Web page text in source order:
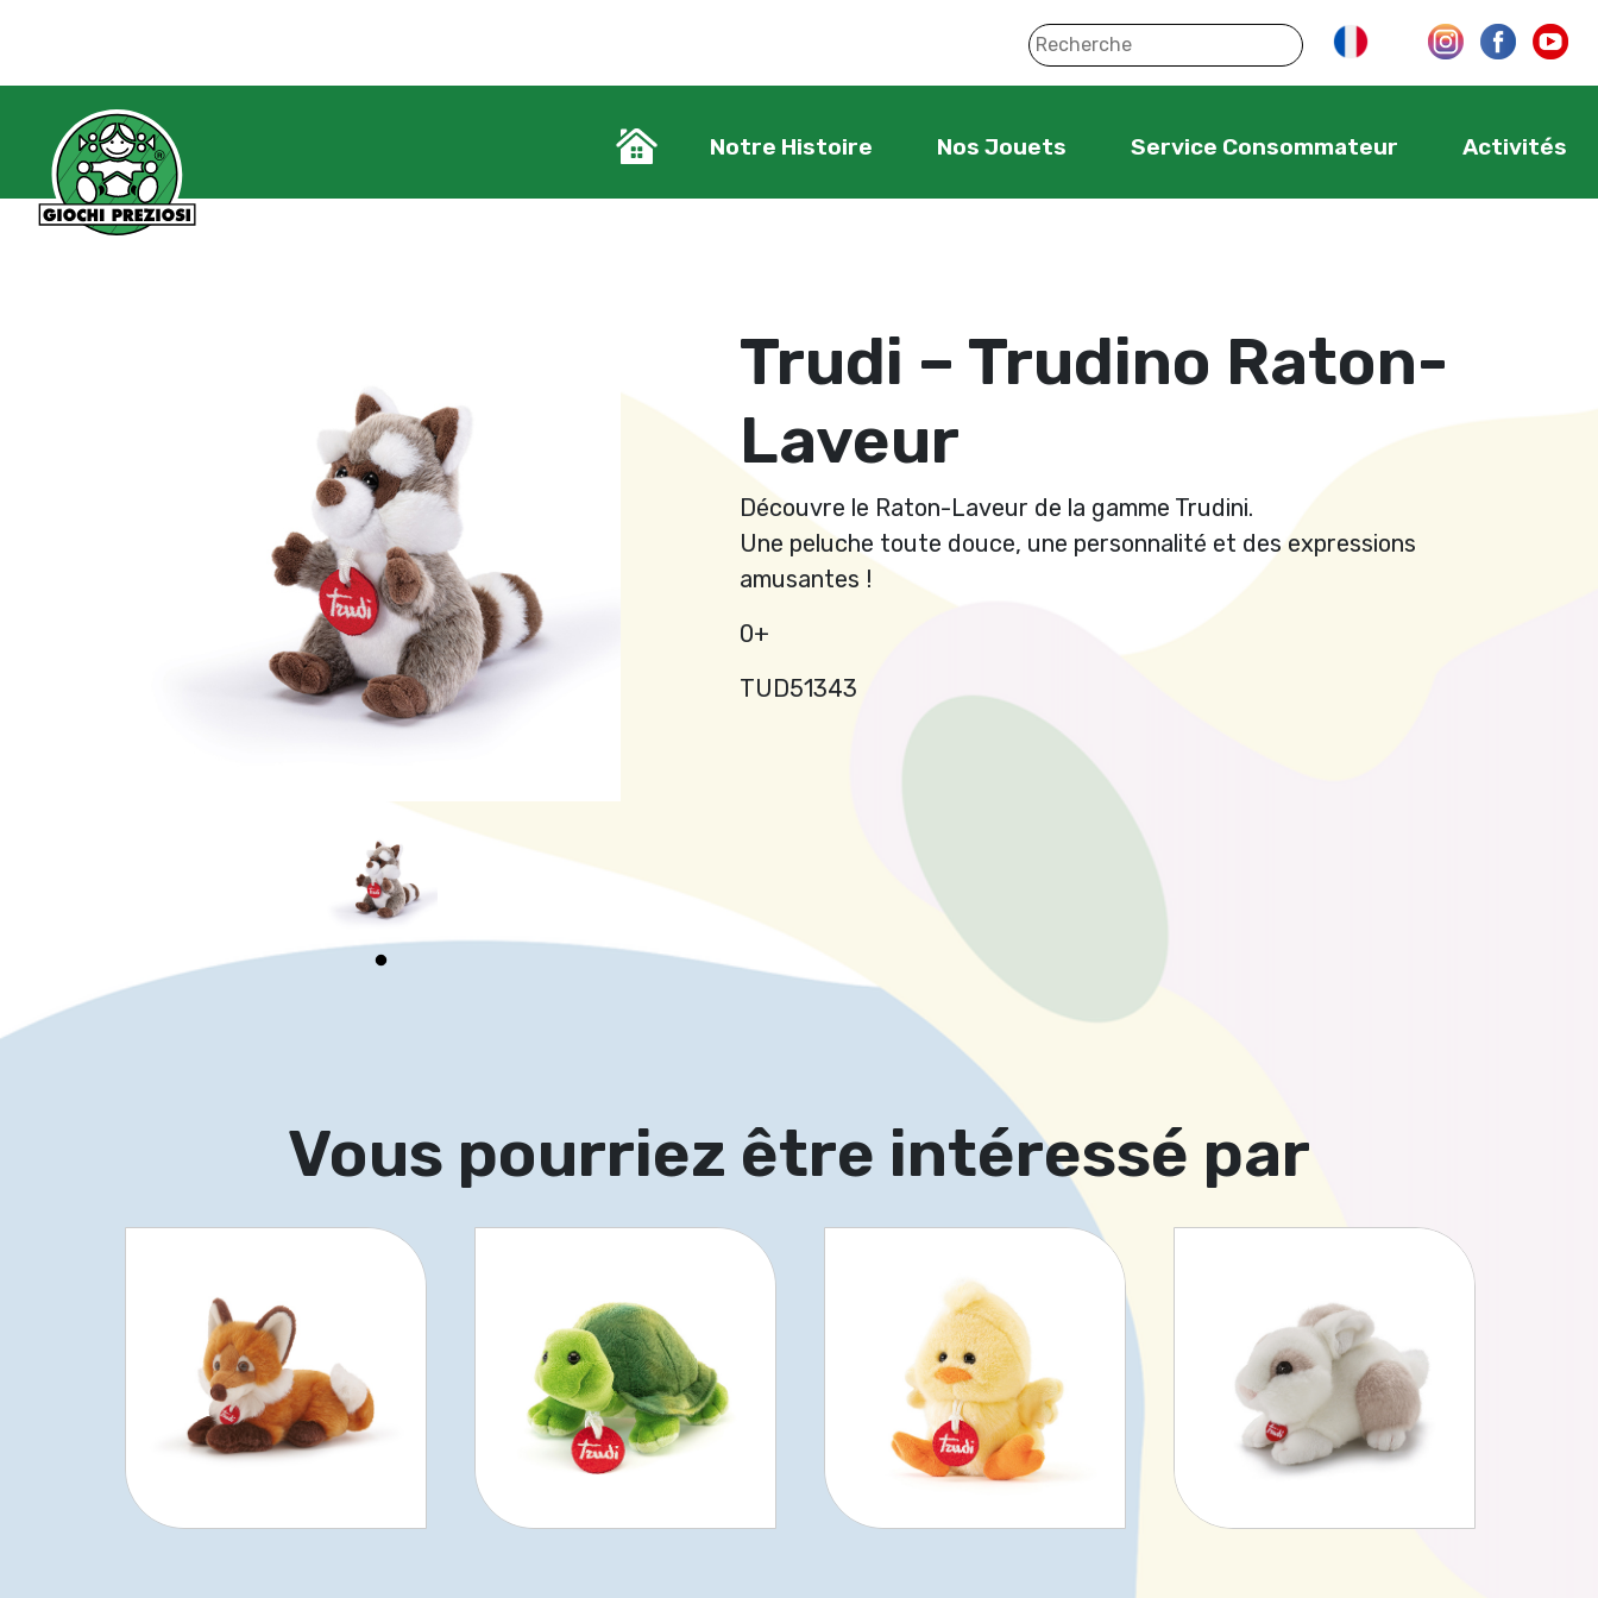
Notre Histoire Nos Jouets Service Consommateur Activités
Trudi – Trudino Raton-
Laveur
Découvre le Raton-Laveur de la gamme Trudini.
Une peluche toute douce, une personnalité et des expressions
amusantes !
0+
TUD51343
Vous pourriez être intéressé par